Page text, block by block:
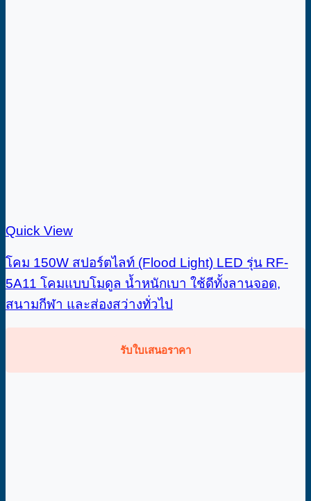
Quick View
โคม 150W สปอร์ตไลท์​ (Flood Light) LED รุ่น RF-
5A11 โคมแบบโมดูล น้ำหนักเบา ใช้ดีทั้งลานจอด,
สนามกีฬา และส่องสว่างทั่วไป
รับใบเสนอราคา